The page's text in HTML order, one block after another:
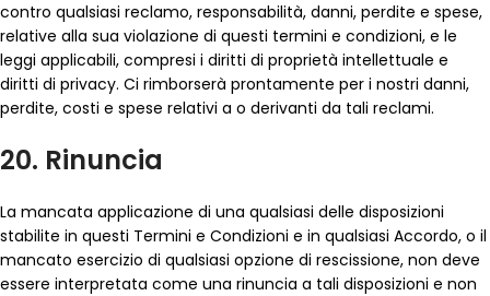
contro qualsiasi reclamo, responsabilità, danni, perdite e spese,
relative alla sua violazione di questi termini e condizioni, e le
leggi applicabili, compresi i diritti di proprietà intellettuale e
diritti di privacy. Ci rimborserà prontamente per i nostri danni,
perdite, costi e spese relativi a o derivanti da tali reclami.
20. Rinuncia
La mancata applicazione di una qualsiasi delle disposizioni
stabilite in questi Termini e Condizioni e in qualsiasi Accordo, o il
mancato esercizio di qualsiasi opzione di rescissione, non deve
essere interpretata come una rinuncia a tali disposizioni e non